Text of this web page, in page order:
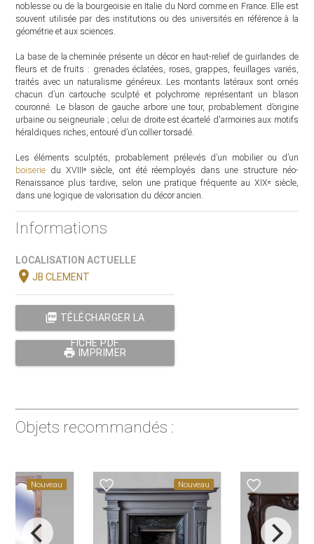
noblesse ou de la bourgeoisie en Italie du Nord comme en France. Elle est
souvent utilisée par des institutions ou des universités en référence à la
géométrie et aux sciences.
La base de la cheminée présente un décor en haut-relief de guirlandes de
fleurs et de fruits : grenades éclatées, roses, grappes, feuillages variés,
traités avec un naturalisme généreux. Les montants latéraux sont ornés
chacun d’un cartouche sculpté et polychrome représentant un blason
couronné. Le blason de gauche arbore une tour, probablement d’origine
urbaine ou seigneuriale ; celui de droite est écartelé d'armoiries aux motifs
héraldiques riches, entouré d’un collier torsadé.
Les éléments sculptés, probablement prélevés d’un mobilier ou d’un
boiserie du XVIIIᵉ siècle, ont été réemployés dans une structure néo-
Renaissance plus tardive, selon une pratique fréquente au XIXᵉ siècle,
dans une logique de valorisation du décor ancien.
Informations
LOCALISATION ACTUELLE
location_onJB CLEMENT
picture_as_pdf TÉLÉCHARGER LA
FICHE PDF
print IMPRIMER
Objets recommandés :
Nouveau favorite_border Nouveau favorite_border